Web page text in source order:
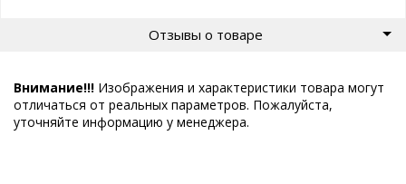
Отзывы о товаре
Внимание!!! Изображения и характеристики товара могут
отличаться от реальных параметров. Пожалуйста,
уточняйте информацию у менеджера.